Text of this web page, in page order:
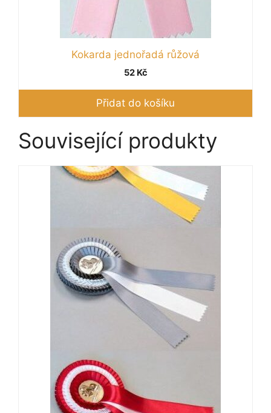
Kokarda jednořadá růžová
52 Kč
Přidat do košíku
Související produkty